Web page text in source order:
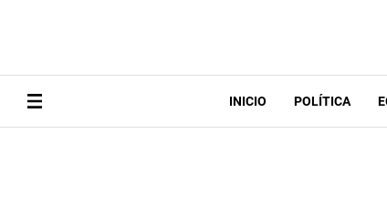
INICIO POLÍTICA